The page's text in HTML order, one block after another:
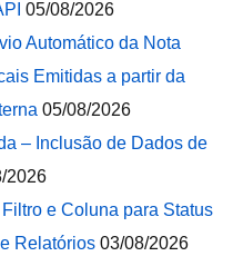
05/08/2026
Automático da Nota
Emitidas a partir da
05/08/2026
– Inclusão de Dados de
2026
e Coluna para Status
Relatórios 03/08/2026